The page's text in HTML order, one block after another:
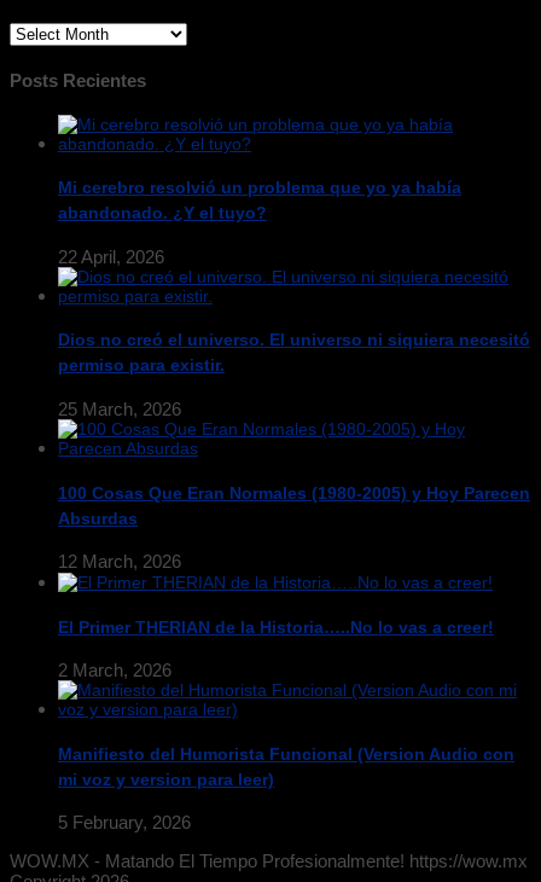
Archivo
Posts Recientes
Mi cerebro resolvió un problema que yo ya había
abandonado. ¿Y el tuyo?
22 April, 2026
Dios no creó el universo. El universo ni siquiera necesitó
permiso para existir.
25 March, 2026
100 Cosas Que Eran Normales (1980-2005) y Hoy Parecen
Absurdas
12 March, 2026
El Primer THERIAN de la Historia…..No lo vas a creer!
2 March, 2026
Manifiesto del Humorista Funcional (Version Audio con
mi voz y version para leer)
5 February, 2026
WOW.MX - Matando El Tiempo Profesionalmente! https://wow.mx